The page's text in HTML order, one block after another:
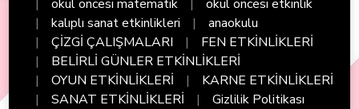
okul öncesi matematik
okul öncesi etkinlik
kalıplı sanat etkinlikleri
anaokulu
ÇİZGİ ÇALIŞMALARI
FEN ETKİNLİKLERİ
BELİRLİ GÜNLER ETKİNLİKLERİ
OYUN ETKİNLİKLERİ
KARNE ETKİNLİKLERİ
SANAT ETKİNLİKLERİ
Gizlilik Politikası